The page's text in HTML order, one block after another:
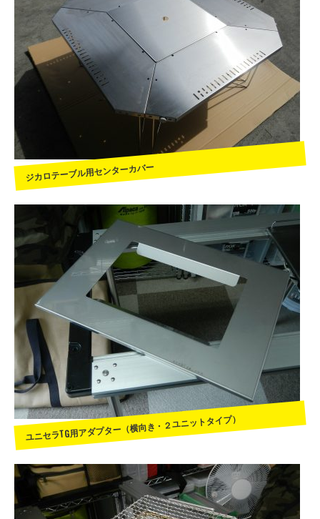
ジカロテーブル用センターカバー
ユニセラTG用アダプター（横向き・２ユニットタイプ）